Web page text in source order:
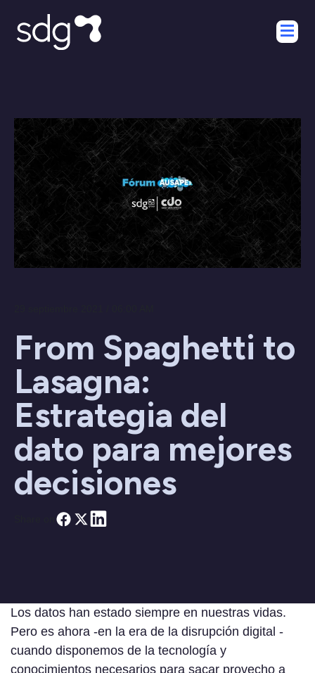
From Spaghetti to
Lasagna:
Estrategia del
dato para mejores
decisiones
Los datos han estado siempre en nuestras vidas.
Pero es ahora -en la era de la disrupción digital -
cuando disponemos de la tecnología y
conocimientos necesarios para sacar provecho a